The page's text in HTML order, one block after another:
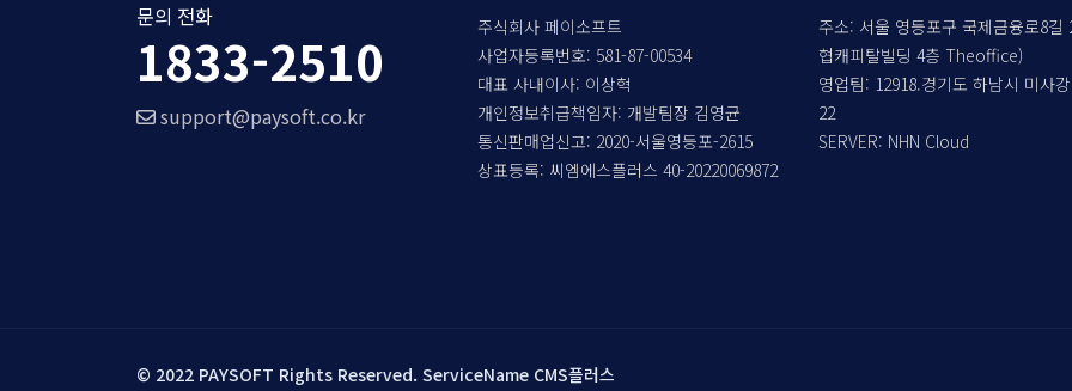
문의 전화
1833-2510
support@paysoft.co.kr
주식회사 페이소프트
사업자등록번호: 581-87-00534
대표 사내이사: 이상혁
개인정보취급책임자: 개발팀장 김영균
통신판매업신고: 2020-서울영등포-2615
상표등록: 씨엠에스플러스 40-20220069872
주소: 서울 영등포구 국제금융로8길
협캐피탈빌딩 4층 Theoffice)
영업팀: 12918.경기도 하남시 미사
22
SERVER: NHN Cloud
© 2022 PAYSOFT Rights Reserved. ServiceName CMS플러스